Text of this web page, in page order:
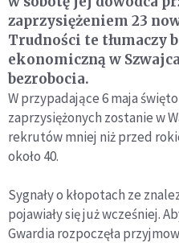
zaprzysiężeniem 23
Trudności te tłumaczy
ekonomiczną w
bezrobocia.
W przypadające 6 maja
zaprzysiężonych zostanie w
rekrutów mniej niż przed
około 40.
Sygnały o kłopotach ze
pojawiały się już wcześniej.
Gwardia rozpoczęła